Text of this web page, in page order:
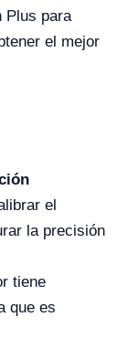
Plus para
el mejor
el
la precisión
tiene
que es